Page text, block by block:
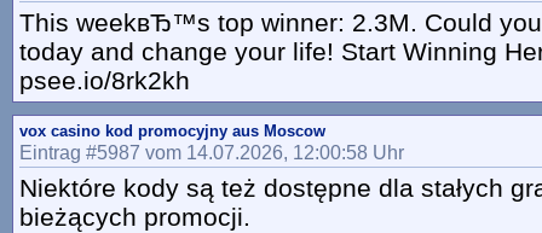
This weekвЂ™s top winner: 2.3M. Could
today and change your life! Start Winning
psee.io/8rk2kh
vox casino kod promocyjny aus Moscow
Eintrag #5987 vom 14.07.2026, 12:00:58 Uhr
Niektóre kody są też dostępne dla stałych
bieżących promocji.